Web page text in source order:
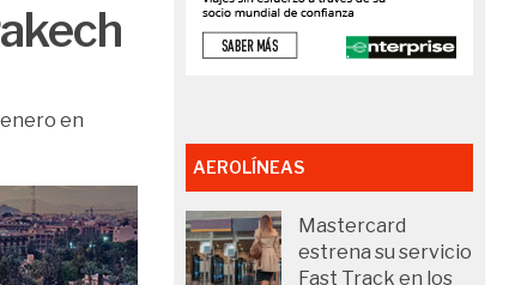
en
AEROLÍNEAS
Mastercard
estrena su servicio
Fast Track en los